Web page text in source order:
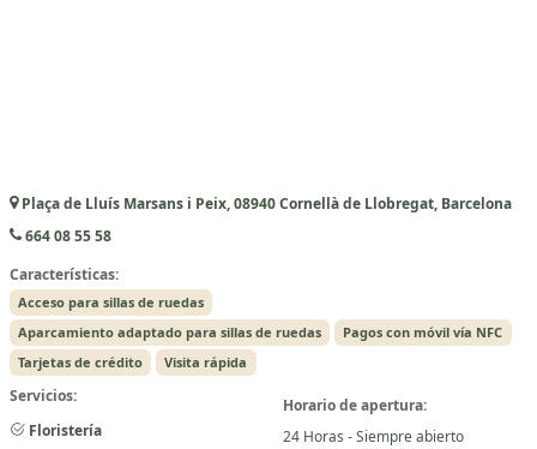
Plaça de Lluís Marsans i Peix, 08940 Cornellà de Llobregat, Barcelona
664 08 55 58
Características:
Acceso para sillas de ruedas
Aparcamiento adaptado para sillas de ruedas
Pagos con móvil vía NFC
Tarjetas de crédito
Visita rápida
Servicios:
Floristería
Horario de apertura:
24 Horas - Siempre abierto